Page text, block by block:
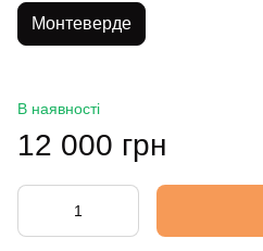
Монтеверде
В наявності
12 000 грн